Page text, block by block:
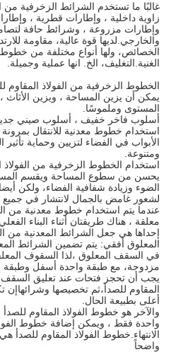
غالبًا ما تستخدم الشرائط الزخرفية من
زاوية داخلية ، وإطارات قطرية ،
وإطارات مزروعة ، وشرائط حافة
والخارجي.لديها قوة عالية، مقاومة
الخصائص، ولها أنواع مختلفة من خطوط
الغنية.التغليف، الخ. انها عملية وجميلة.
الخطوط الزخرفية من الفولاذ المقاوم
يمكن أن يزين المساحة ، ويزين الأثاث ،
المستوى وملموسًا.
أسلوب فاخر خفيف ، أسلوب صيني
استخدام خطوط معدنية للانتقال
الأبواب في الفضاء لتزيين وحماية تأثير
ومتنوعة.
استخدام الخطوط الزخرفية من الفولاذ
يحسن من سطوع المساحة ويقسم
الضوء وزيادة شفافية الفضاء، ولكن
لشعور غامض بالجمال لانتشار في جميع
عندما يتم استخدام خطوط معدنية من
معلقة ، هناك طريقتان أثناء البناء الفعلي:
إحداها هي جعل الشرائط المعدنية من
المعلوق أفقي: يتم تضمين الشرائط
في السقف المعلوق ،لذا السقوف
مزدوجة، مع طبقة واحدة أسفل وطبقة
يجب أن تحجز فتحات عند تعليق
المقاوم للصدأ،ثم تخصيصها وشرائهاإن
أعلى بطبيعة الحال.
والآخر هو خطوط الفولاذ المقاوم
واحدة فقط ، ويمكن إضافة خطوط
الانتهاء.خطوط الفولاذ المقاوم للصدأ
واضحاً